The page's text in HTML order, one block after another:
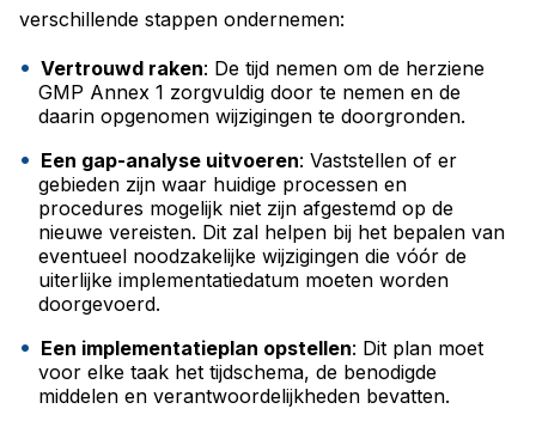
verschillende stappen ondernemen:
Vertrouwd raken: De tijd nemen om de herziene
GMP Annex 1 zorgvuldig door te nemen en de
daarin opgenomen wijzigingen te doorgronden.
Een gap-analyse uitvoeren: Vaststellen of er
gebieden zijn waar huidige processen en
procedures mogelijk niet zijn afgestemd op de
nieuwe vereisten. Dit zal helpen bij het bepalen van
eventueel noodzakelijke wijzigingen die vóór de
uiterlijke implementatiedatum moeten worden
doorgevoerd.
Een implementatieplan opstellen: Dit plan moet
voor elke taak het tijdschema, de benodigde
middelen en verantwoordelijkheden bevatten.